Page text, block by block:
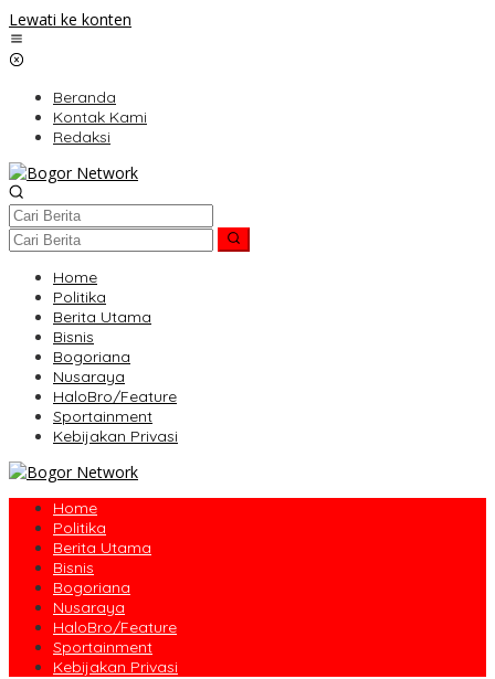
Lewati ke konten
Beranda
Kontak Kami
Redaksi
Home
Politika
Berita Utama
Bisnis
Bogoriana
Nusaraya
HaloBro/Feature
Sportainment
Kebijakan Privasi
Home
Politika
Berita Utama
Bisnis
Bogoriana
Nusaraya
HaloBro/Feature
Sportainment
Kebijakan Privasi